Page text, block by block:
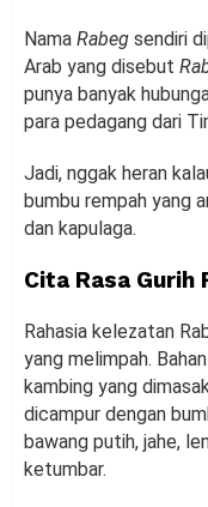
Nama Rabeg sendiri
Arab yang disebut
punya banyak
para pedagang dari
Jadi, nggak heran
bumbu rempah yang
dan kapulaga.
Cita Rasa Gurih
Rahasia kelezatan
yang melimpah.
kambing yang
dicampur dengan
bawang putih, jahe,
ketumbar.